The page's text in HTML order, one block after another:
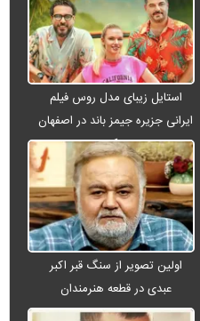
استایل زیبای مدل روس فیلم
ایرانی جزیره جیمز باند در اصفهان
+ عکس
اولین تصویر از سنگ قبر اکبر
عبدی در قطعه هنرمندان